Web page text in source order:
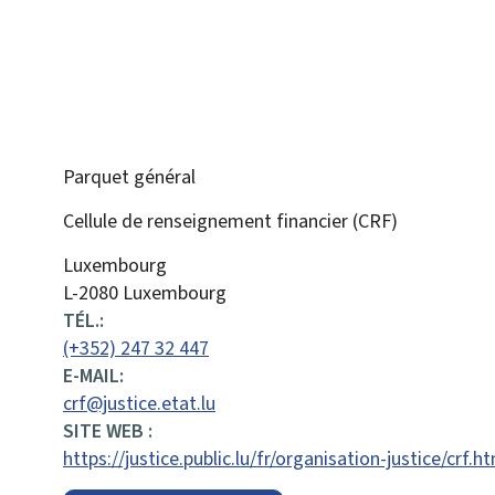
Parquet général
Cellule de renseignement financier (CRF)
ADRESSE
:
Luxembourg
L-2080 Luxembourg
TÉL.:
(+352) 247 32 447
E-MAIL:
crf@justice.etat.lu
SITE WEB :
https://justice.public.lu/fr/organisation-justice/